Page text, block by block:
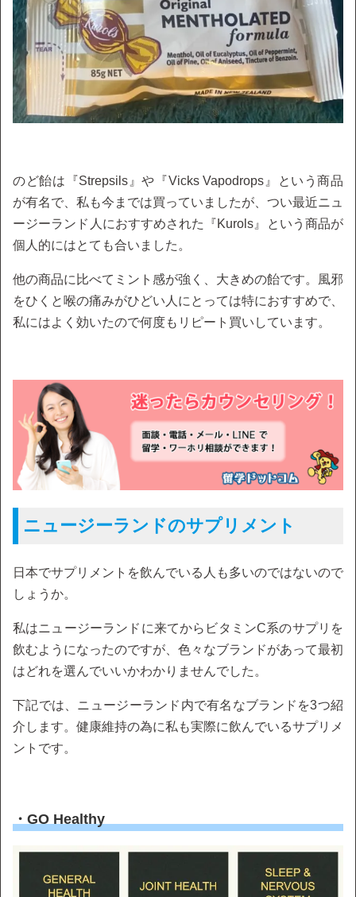
のど飴は『Strepsils』や『Vicks Vapodrops』という商品
が有名で、私も今までは買っていましたが、つい最近ニュ
ージーランド人におすすめされた『Kurols』という商品が
個人的にはとても合いました。
他の商品に比べてミント感が強く、大きめの飴です。風邪
をひくと喉の痛みがひどい人にとっては特におすすめで、
私にはよく効いたので何度もリピート買いしています。
ニュージーランドのサプリメント
日本でサプリメントを飲んでいる人も多いのではないので
しょうか。
私はニュージーランドに来てからビタミンC系のサプリを
飲むようになったのですが、色々なブランドがあって最初
はどれを選んでいいかわかりませんでした。
下記では、ニュージーランド内で有名なブランドを3つ紹
介します。健康維持の為に私も実際に飲んでいるサプリメ
ントです。
・GO Healthy